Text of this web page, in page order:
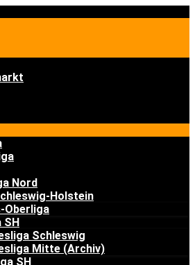
Nord
Holstein
Oberliga
SH
Schleswig
Mitte (Archiv)
SH